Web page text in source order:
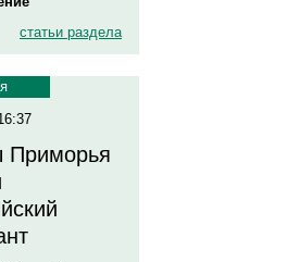
статьи раздела
Приморья